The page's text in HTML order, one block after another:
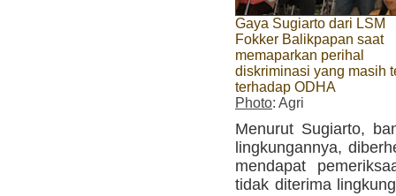
Gaya Sugiarto dari LSM
Fokker Balikpapan saat
memaparkan perihal
diskriminasi yang masih
terhadap ODHA
Photo: Agri
Menurut Sugiarto,
lingkungannya,
mendapat
tidak diterima